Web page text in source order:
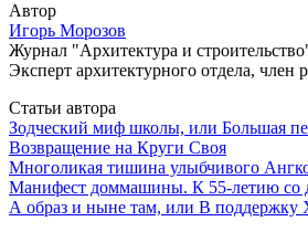
Автор
Игорь Морозов
Журнал "Архитектура и
Эксперт архитектурного отдела, член
Статьи автора
Зодческий миф школы, или Большая
Возвращение на Круги Своя
Многоликая тишина улыбчивого
Манифест доммашины. К 55-летию со
А образ и ныне там, или В поддержку